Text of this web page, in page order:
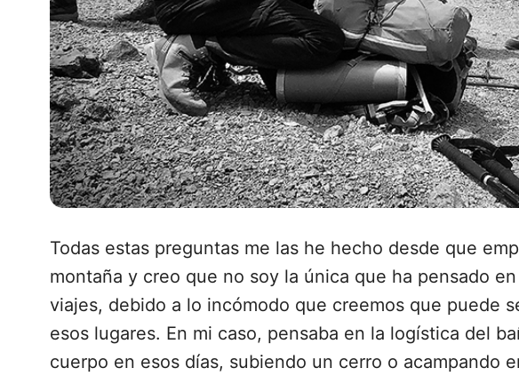
Todas estas preguntas me las he hecho desde que
montaña y creo que no soy la única que ha pensado
viajes, debido a lo incómodo que creemos que puede
esos lugares. En mi caso, pensaba en la logística del
cuerpo en esos días, subiendo un cerro o acampando